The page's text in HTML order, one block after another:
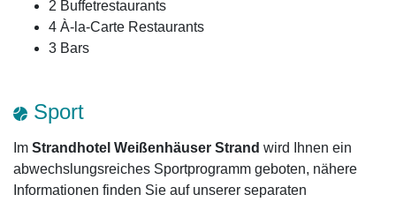
2 Buffetrestaurants
4 À-la-Carte Restaurants
3 Bars
Sport
Im Strandhotel Weißenhäuser Strand wird Ihnen ein
abwechslungsreiches Sportprogramm geboten, nähere
Informationen finden Sie auf unserer separaten